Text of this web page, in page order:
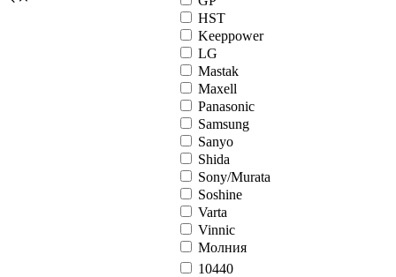
HST
Keeppower
LG
Mastak
Maxell
Panasonic
Samsung
Sanyo
Shida
Sony/Murata
Soshine
Varta
Vinnic
Молния
10440